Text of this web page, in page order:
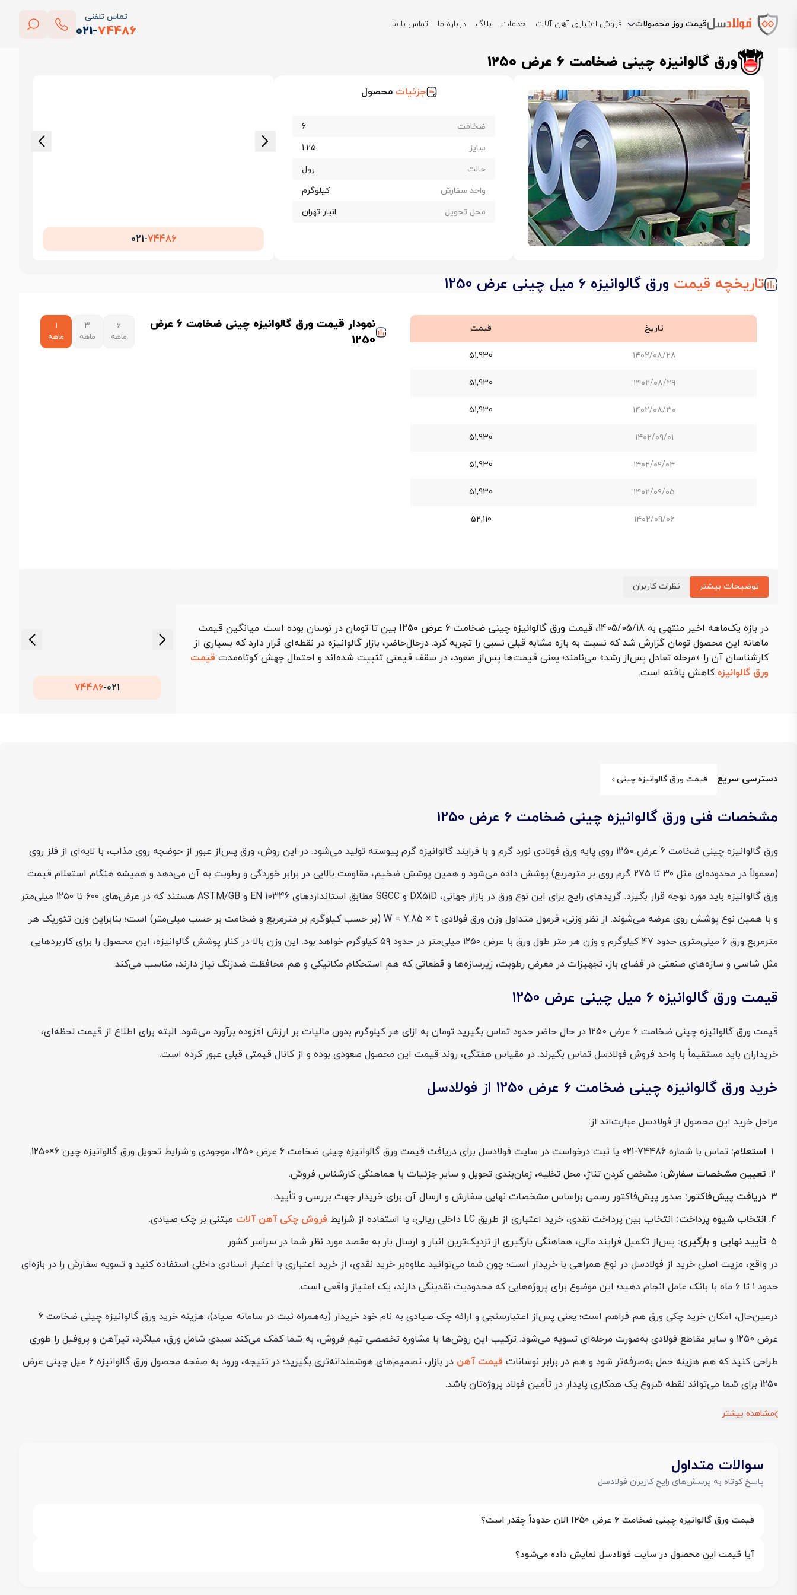
قیمت روز محصولات فروش اعتباری آهن آلات خدمات بلاگ درباره ما تماس با ما
تماس تلفنی
021-74486 فولادسل
ورق گالوانیزه چینی ضخامت 6 عرض 1250
جزئیات محصول
ضخامت
6
سایز
1.25
حالت
رول
واحد سفارش
کیلوگرم
محل تحویل
انبار تهران
021-74486
تاریخچه قیمت ورق گالوانیزه 6 میل چینی عرض 1250
تاریخ قیمت
۱۴۰۲/۰۸/۲۸ 51,930
۱۴۰۲/۰۸/۲۹ 51,930
۱۴۰۲/۰۸/۳۰ 51,930
۱۴۰۲/۰۹/۰۱ 51,930
۱۴۰۲/۰۹/۰۴ 51,930
۱۴۰۲/۰۹/۰۵ 51,930
۱۴۰۲/۰۹/۰۶ 52,110
نمودار قیمت ورق گالوانیزه چینی ضخامت 6 عرض
1250
۶
ماهه
۳
ماهه
۱
ماهه
توضیحات بیشتر نظرات کاربران
در بازه یک‌ماهه اخیر منتهی به 1405/05/18، قیمت ورق گالوانیزه چینی ضخامت 6 عرض 1250
بین تا تومان در نوسان بوده است. میانگین قیمت
ماهانه این محصول تومان گزارش شد که نسبت به بازه مشابه قبلی نسبی را تجربه کرد. درحال‌حاضر، بازار گالوانیزه در نقطه‌ای قرار دارد که بسیاری از
کارشناسان آن را «مرحله تعادل پس‌از رشد» می‌نامند؛ یعنی قیمت‌ها پس‌از صعود، در سقف قیمتی تثبیت شده‌اند و احتمال جهش کوتاه‌مدت قیمت
ورق گالوانیزهکاهش یافته است.
021-
74486
دسترسی سریع قیمت ورق گالوانیزه چینی
مشخصات فنی ورق گالوانیزه چینی ضخامت 6 عرض 1250
ورق گالوانیزه چینی ضخامت 6 عرض 1250 روی پایه ورق فولادی نورد گرم و با فرایند گالوانیزه گرم پیوسته تولید می‌شود. در این روش، ورق پس‌از عبور از حوضچه روی مذاب، با لایه‌ای از فلز روی
(معمولاً در محدوده‌ای مثل ۳۰ تا ۲۷۵ گرم روی بر مترمربع) پوشش داده می‌شود و همین پوشش ضخیم، مقاومت بالایی در برابر خوردگی و رطوبت به آن می‌دهد و همیشه هنگام استعلام قیمت
ورق گالوانیزه باید مورد توجه قرار بگیرد. گریدهای رایج برای این نوع ورق در بازار جهانی، DX51D و SGCC مطابق استانداردهای EN 10346 و ASTM/GB هستند که در عرض‌های ۶۰۰ تا ۱۲۵۰ میلی‌متر
و با همین نوع پوشش روی عرضه می‌شوند. از نظر وزنی، فرمول متداول وزن ورق فولادی W = 7.85 × t (بر حسب کیلوگرم بر مترمربع و ضخامت بر حسب میلی‌متر) است؛ بنابراین وزن تئوریک هر
مترمربع ورق ۶ میلی‌متری حدود ۴۷ کیلوگرم و وزن هر متر طول ورق با عرض ۱۲۵۰ میلی‌متر در حدود ۵۹ کیلوگرم خواهد بود. این وزن بالا در کنار پوشش گالوانیزه، این محصول را برای کاربردهایی
مثل شاسی و سازه‌های صنعتی در فضای باز، تجهیزات در معرض رطوبت، زیرسازه‌ها و قطعاتی که هم استحکام مکانیکی و هم محافظت ضدزنگ نیاز دارند، مناسب می‌کند.
قیمت ورق گالوانیزه 6 میل چینی عرض 1250
قیمت ورق گالوانیزه چینی ضخامت 6 عرض 1250 در حال حاضر حدود تماس بگیرید تومان به ازای هر کیلوگرم بدون مالیات بر ارزش افزوده برآورد می‌شود. البته برای اطلاع از قیمت لحظه‌ای،
خریداران باید مستقیماً با واحد فروش فولادسل تماس بگیرند. در مقیاس هفتگی، روند قیمت این محصول صعودی بوده و از کانال قیمتی قبلی عبور کرده است.
خرید ورق گالوانیزه چینی ضخامت 6 عرض 1250 از فولادسل
مراحل خرید این محصول از فولادسل عبارت‌اند از:
استعلام: تماس با شماره 74486-021 یا ثبت درخواست در سایت فولادسل برای دریافت قیمت ورق گالوانیزه چینی ضخامت 6 عرض 1250، موجودی و شرایط تحویل ورق گالوانیزه چین 6×1250.
تعیین مشخصات سفارش: مشخص کردن تناژ، محل تخلیه، زمان‌بندی تحویل و سایر جزئیات با هماهنگی کارشناس فروش.
دریافت پیش‌فاکتور: صدور پیش‌فاکتور رسمی براساس مشخصات نهایی سفارش و ارسال آن برای خریدار جهت بررسی و تأیید.
انتخاب شیوه پرداخت: انتخاب بین پرداخت نقدی، خرید اعتباری از طریق LC داخلی ریالی، یا استفاده از شرایط فروش چکی آهن آلات مبتنی بر چک صیادی.
تأیید نهایی و بارگیری: پس‌از تکمیل فرایند مالی، هماهنگی بارگیری از نزدیک‌ترین انبار و ارسال بار به مقصد مورد نظر شما در سراسر کشور.
در واقع، مزیت اصلی خرید از فولادسل در نوع همراهی با خریدار است؛ چون شما می‌توانید علاوه‌بر خرید نقدی، از خرید اعتباری با اعتبار اسنادی داخلی استفاده کنید و تسویه سفارش را در بازه‌ای
حدود ۱ تا ۶ ماه با بانک عامل انجام دهید؛ این موضوع برای پروژه‌هایی که محدودیت نقدینگی دارند، یک امتیاز واقعی است.
درعین‌حال، امکان خرید چکی ورق هم فراهم است؛ یعنی پس‌از اعتبارسنجی و ارائه چک صیادی به نام خود خریدار (به‌همراه ثبت در سامانه صیاد)، هزینه خرید ورق گالوانیزه چینی ضخامت 6
عرض 1250 و سایر مقاطع فولادی به‌صورت مرحله‌ای تسویه می‌شود. ترکیب این روش‌ها با مشاوره تخصصی تیم فروش، به شما کمک می‌کند سبدی شامل ورق، میلگرد، تیرآهن و پروفیل را طوری
طراحی کنید که هم هزینه حمل به‌صرفه‌تر شود و هم در برابر نوسانات قیمت آهن
در بازار، تصمیم‌های هوشمندانه‌تری بگیرید؛ در نتیجه، ورود به صفحه محصول ورق گالوانیزه 6 میل چینی عرض
1250 برای شما می‌تواند نقطه شروع یک همکاری پایدار در تأمین فولاد پروژه‌تان باشد.
مشاهده بیشتر
سوالات متداول
پاسخ کوتاه به پرسش‌های رایج کاربران فولادسل
قیمت ورق گالوانیزه چینی ضخامت 6 عرض 1250 الان حدوداً چقدر است؟
آیا قیمت این محصول در سایت فولادسل نمایش داده می‌شود؟